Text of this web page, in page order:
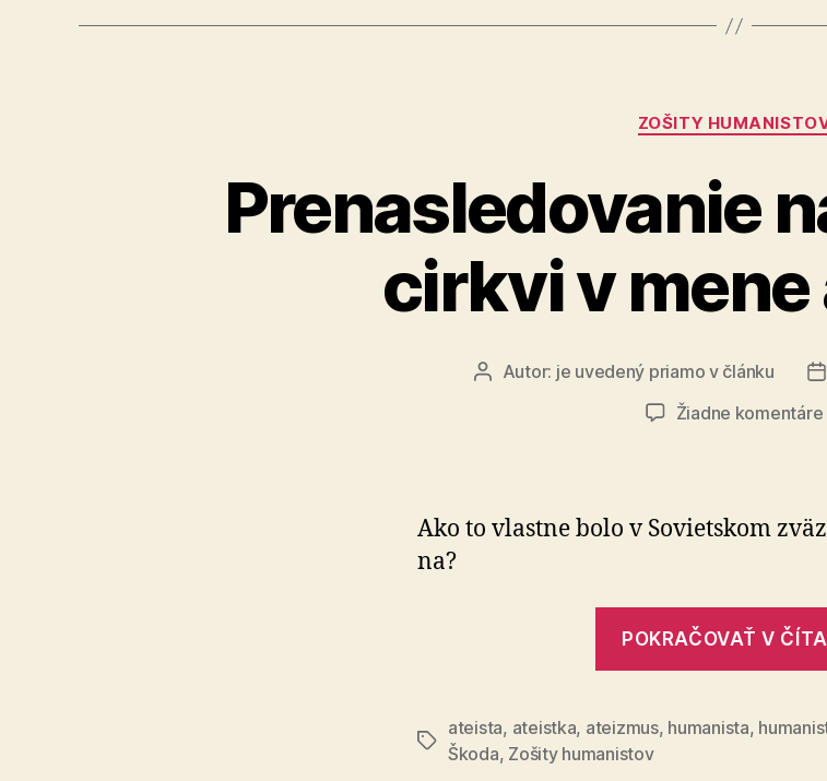
Kategórie
ZOŠITY
Prenasledovanie
cirkvi v
AutorAutor: je uvedený priamo v článku
Žiadne komentáre
Ako to vlastne bolo v Sovietskom
na?
POKRAČOVAŤ V
Značky
ateista, ateistka, ateizmus, humanista,
Škoda, Zošity humanistov